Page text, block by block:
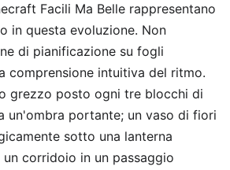
Facili Ma Belle rappresentano
in questa evoluzione. Non
di pianificazione su fogli
comprensione intuitiva del ritmo.
grezzo posto ogni tre blocchi di
un'ombra portante; un vaso di fiori
sotto una lanterna
corridoio in un passaggio